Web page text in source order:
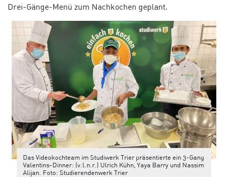
Drei-Gänge-Menü zum Nachkochen geplant.
Das Videokochteam im Studiwerk Trier präsentierte ein 3-Gang
Valentins-Dinner: (v.l.n.r.) Ulrich Kühn, Yaya Barry und Nassim
Alijan. Foto: Studierendenwerk Trier